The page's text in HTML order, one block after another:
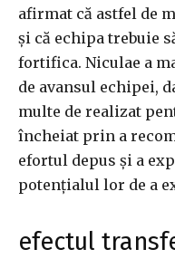
afirmat că astfel de
și că echipa trebuie
fortifica. Niculae a
de avansul echipei,
multe de realizat
încheiat prin a
efortul depus și a
potențialul lor de a
efectul